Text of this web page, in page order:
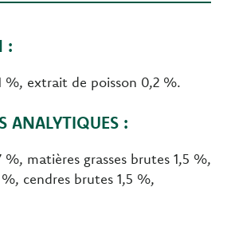
:
%, extrait de poisson 0,2 %.
ANALYTIQUES :
matières grasses brutes 1,5 %,
cendres brutes 1,5 %,